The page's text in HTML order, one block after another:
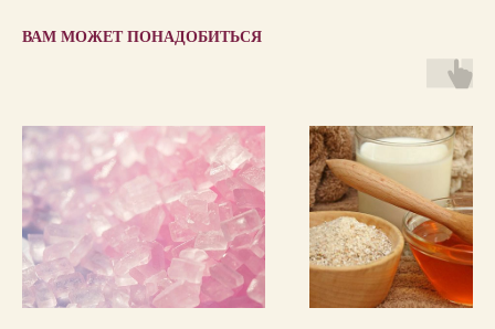
ВАМ МОЖЕТ ПОНАДОБИТЬСЯ